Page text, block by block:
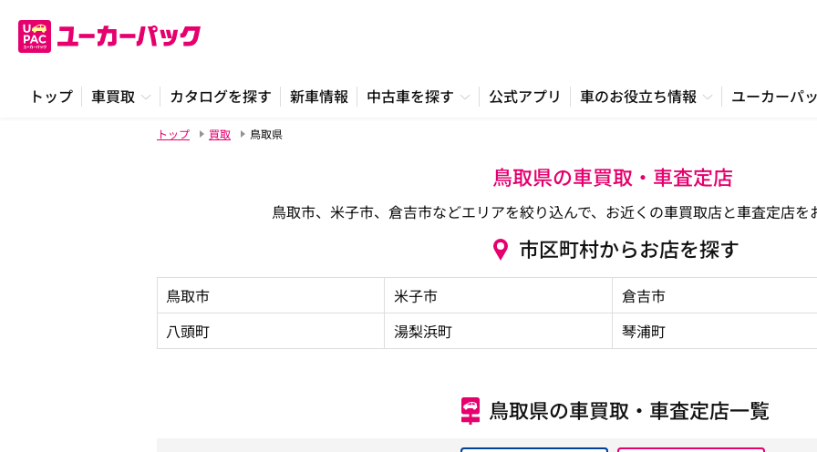
トップ 車買取 カタログを探す 新車情報 中古車を探す 公式アプリ 車のお役立ち情報 ユーカーパ
トップ 買取 鳥取県
鳥取県の車買取・車査定店
鳥取市、米子市、倉吉市などエリアを絞り込んで、お近くの車買取店と車査定店を
市区町村からお店を探す
鳥取市 米子市 倉吉市
八頭町
湯梨浜町 琴浦町
鳥取県の車買取・車査定店一覧